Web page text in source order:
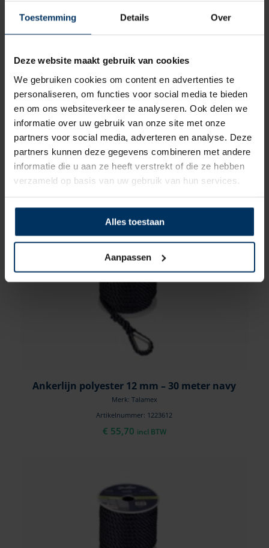
Toestemming Details Over
Deze website maakt gebruik van cookies
We gebruiken cookies om content en advertenties te
personaliseren, om functies voor social media te bieden
en om ons websiteverkeer te analyseren. Ook delen we
informatie over uw gebruik van onze site met onze
partners voor social media, adverteren en analyse. Deze
partners kunnen deze gegevens combineren met andere
informatie die u aan ze heeft verstrekt of die ze hebben
verzameld op basis van uw gebruik van hun services.
Alles toestaan
Aanpassen
Ankerlijn polyester 12 mm – 20 meter zwart/wit
Merk: Talamex
Artikelnummer: 1919220
€40,50 incl BTW
Ankerlijn polyester 12 mm – 30 meter navy
Merk: Talamex
Artikelnummer: 1223612
€ 55,70 incl BTW